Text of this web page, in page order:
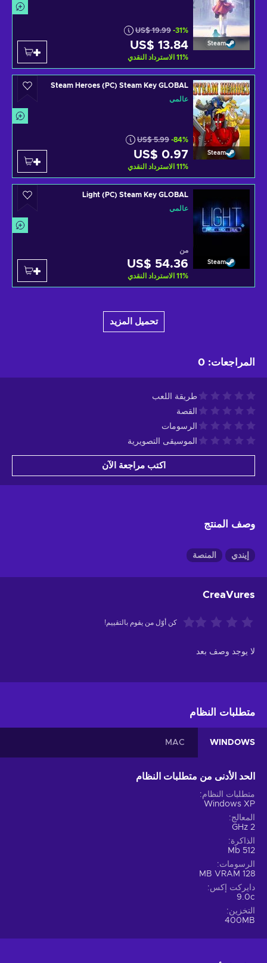
Steam
US$ 19.99 -31%
US$ 13.84
11% الاسترداد النقدي
Steam
Steam Heroes (PC) Steam Key GLOBAL
عالمي
US$ 5.99 -84%
US$ 0.97
11% الاسترداد النقدي
Steam
Light (PC) Steam Key GLOBAL
عالمي
من
US$ 54.36
11% الاسترداد النقدي
تحميل المزيد
المراجعات:
0
طريقة اللعب
القصة
الرسومات
الموسيقى التصويرية
اكتب مراجعة الآن
وصف المنتج
إيندي المنصة
CreaVures
كن أوّل من يقوم بالتقييم!
لا يوجد وصف بعد
متطلبات النظام
WINDOWS
MAC
الحد الأدنى من متطلبات النظام
متطلبات النظام
Windows XP
المعالج
2 GHz
الذاكرة
512 Mb
الرسومات
128 MB VRAM
دايركت إكس
9.0c
التخزين
400MB